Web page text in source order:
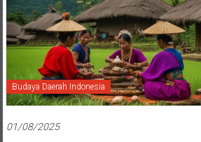
Budaya Daerah Indonesia
01/08/2025